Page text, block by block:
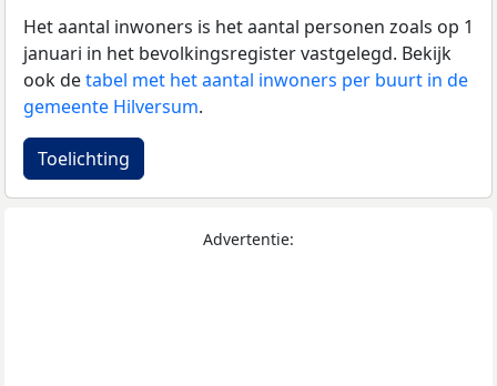
Het aantal inwoners is het aantal personen zoals op 1
januari in het bevolkingsregister vastgelegd. Bekijk
ook detabel met het aantal inwoners per buurt in de
gemeente Hilversum.
Toelichting
Advertentie: